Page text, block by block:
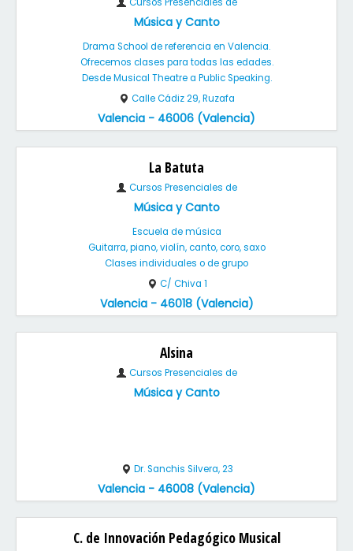
Música y Canto
Drama School de referencia en Valencia.
Ofrecemos clases para todas las edades.
Desde Musical Theatre a Public Speaking.
Calle Cádiz 29, Ruzafa
Valencia - 46006 (Valencia)
La Batuta
Cursos Presenciales de
Música y Canto
Escuela de música
Guitarra, piano, violín, canto, coro, saxo
Clases individuales o de grupo
C/ Chiva 1
Valencia - 46018 (Valencia)
Alsina
Cursos Presenciales de
Música y Canto
Dr. Sanchis Silvera, 23
Valencia - 46008 (Valencia)
C. de Innovación Pedagógico Musical